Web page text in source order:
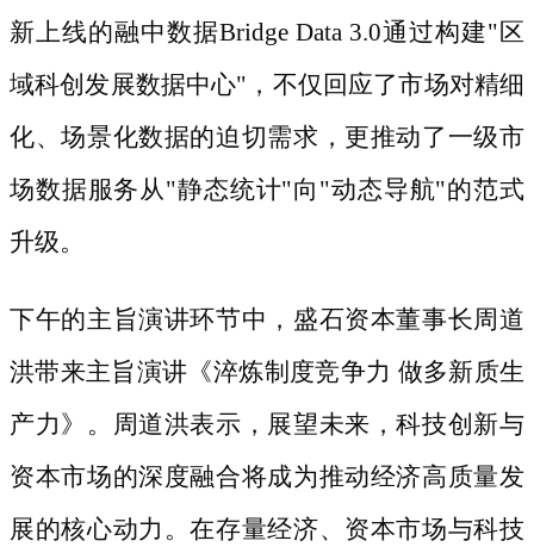
新上线的融中数据Bridge Data 3.0通过构建"区
域科创发展数据中心"，不仅回应了市场对精细
化、场景化数据的迫切需求，更推动了一级市
场数据服务从"静态统计"向"动态导航"的范式
升级。
下午的主旨演讲环节中，盛石资本董事长周道
洪带来主旨演讲《淬炼制度竞争力 做多新质生
产力》。周道洪表示，展望未来，科技创新与
资本市场的深度融合将成为推动经济高质量发
展的核心动力。在存量经济、资本市场与科技